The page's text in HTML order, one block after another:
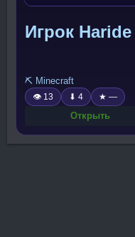
Игрок Haride
⛏️ Minecraft
👁 13 ⬇ 4 ★ —
Открыть